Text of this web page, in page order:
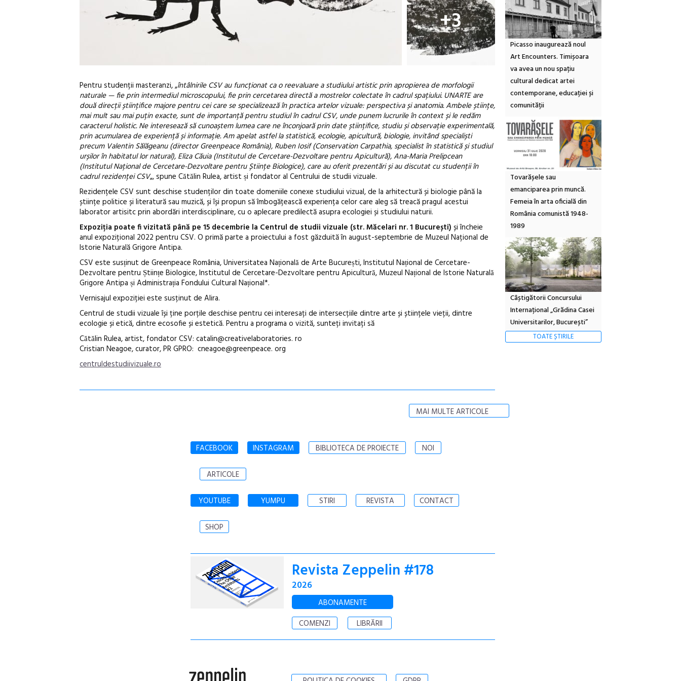
+3
Pentru studenții masteranzi, „întâlnirile CSV au funcționat ca o reevaluare a studiului artistic prin apropierea de morfologii
naturale — fie prin intermediul microscopului, fie prin cercetarea directă a mostrelor colectate în cadrul spațiului. UNARTE are
două direcții științifice majore pentru cei care se specializează în practica artelor vizuale: perspectiva și anatomia. Ambele științe,
mai mult sau mai puțin exacte, sunt de importanță pentru studiul în cadrul CSV, unde punem lucrurile în context și le redăm
caracterul holistic. Ne interesează să cunoaștem lumea care ne înconjoară prin date științifice, studiu și observație experimentală,
prin acumularea de experiență și informație. Am apelat astfel la statistică, ecologie, apicultură, biologie, invitând specialiști
precum Valentin Sălăgeanu (director Greenpeace România), Ruben Iosif (Conservation Carpathia, specialist în statistică și studiul
urșilor în habitatul lor natural), Eliza Căuia (Institutul de Cercetare-Dezvoltare pentru Apicultură), Ana-Maria Prelipcean
(Institutul Național de Cercetare-Dezvoltare pentru Științe Biologice), care au oferit prezentări și au discutat cu studenții în
cadrul rezidenței CSV„, spune Cătălin Rulea, artist și fondator al Centrului de studii vizuale.
Rezidențele CSV sunt deschise studenților din toate domeniile conexe studiului vizual, de la arhitectură și biologie până la
științe politice și literatură sau muzică, și își propun să îmbogățească experiența celor care aleg să treacă pragul acestui
laborator artisitc prin abordări interdisciplinare, cu o aplecare predilectă asupra ecologiei și studiului naturii.
Expoziția poate fi vizitată până pe 15 decembrie la Centrul de studii vizuale (str. Măcelari nr. 1 București) și încheie
anul expozițional 2022 pentru CSV. O primă parte a proiectului a fost găzduită în august-septembrie de Muzeul Național de
Istorie Naturală Grigore Antipa.
CSV este susținut de Greenpeace România, Universitatea Națională de Arte București, Institutul Național de Cercetare-
Dezvoltare pentru Științe Biologice, Institutul de Cercetare-Dezvoltare pentru Apicultură, Muzeul Național de Istorie Naturală
Grigore Antipa și Administrația Fondului Cultural Național*.
Vernisajul expoziției este susținut de Alira.
Centrul de studii vizuale își ține porțile deschise pentru cei interesați de intersecțiile dintre arte și științele vieții, dintre
ecologie și etică, dintre ecosofie și estetică. Pentru a programa o vizită, sunteți invitați să
Cătălin Rulea, artist, fondator CSV: catalin@creativelaboratories. ro
Cristian Neagoe, curator, PR GPRO: cneagoe@greenpeace. org
centruldestudiivizuale.ro
MAI MULTE ARTICOLE
Picasso inaugurează noul
Art Encounters. Timișoara
va avea un nou spațiu
cultural dedicat artei
contemporane, educației și
comunității
Tovarășele sau
emanciparea prin muncă.
Femeia în arta oficială din
România comunistă 1948-
1989
Câștigătorii Concursului
Internațional „Grădina Casei
Universitarilor, București”
TOATE ȘTIRILE
FACEBOOK INSTAGRAM BIBLIOTECA DE PROIECTE NOI
ARTICOLE
YOUTUBE YUMPU STIRI REVISTA CONTACT
SHOP
Revista Zeppelin #178
2026
ABONAMENTE
COMENZI
LIBRĂRII